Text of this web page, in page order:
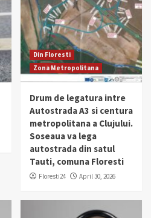
Din Floresti
Zona Metropolitana
Drum de legatura intre
Autostrada A3 si centura
metropolitana a Clujului.
Soseaua va lega
autostrada din satul
Tauti, comuna Floresti
Floresti24 April 30, 2026